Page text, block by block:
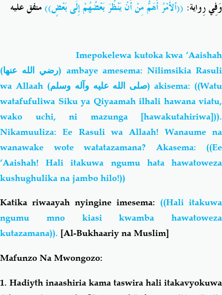
وَفِي رِواية: ((ألأَمْرُ أَهَمُّ مِنْ أَنْ يَنْظُرَ بَعْضُهُمْ إِلَى بَعْضٍ))متفق عليه
Imepokelewa kutoka kwa ‘Aaishah
(رضي الله عنها) ambaye amesema: Nilimsikia Rasuli
wa Allaah (صلى الله عليه وآله وسلم) akisema: ((Watu
watafufuliwa Siku ya Qiyaamah ilhali hawana viatu,
wako uchi, ni mazunga [hawakutahiriwa])).
Nikamuuliza: Ee Rasuli wa Allaah! Wanaume na
wanawake wote watatazamana? Akasema: ((Ee
‘Aaishah! Hali itakuwa ngumu hata hawatoweza
kushughulika na jambo hilo!))
Katika riwaayah nyingine imesema: ((Hali itakuwa
ngumu mno kiasi kwamba hawatoweza
kutazamana)). [Al-Bukhaariy na Muslim]
Mafunzo Na Mwongozo:
1. Hadiyth inaashiria kama taswira hali itakavyokuwa